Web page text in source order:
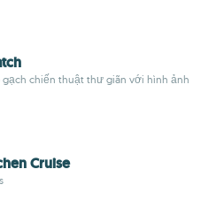
gạch chiến thuật thư giãn với hình ảnh
Cruise